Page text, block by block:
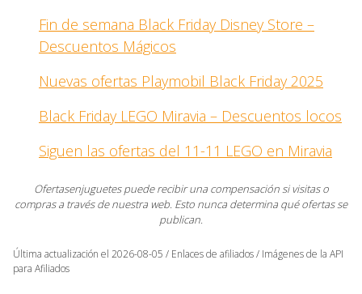
Fin de semana Black Friday Disney Store –
Descuentos Mágicos
Nuevas ofertas Playmobil Black Friday 2025
Black Friday LEGO Miravia – Descuentos locos
Siguen las ofertas del 11-11 LEGO en Miravia
Ofertasenjuguetes puede recibir una compensación si visitas o
compras a través de nuestra web. Esto nunca determina qué ofertas se
publican.
Última actualización el 2026-08-05 / Enlaces de afiliados / Imágenes de la API
para Afiliados